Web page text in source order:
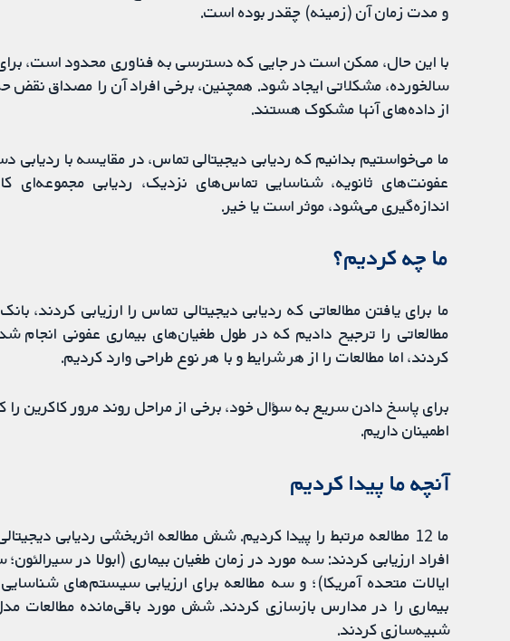
و مدت زمان آن (زمینه) چقدر بوده است.
با این حال، ممکن است در جایی که دسترسی به فناوری محدود است، برای
سالخورده، مشکلاتی ایجاد شود. همچنین، برخی افراد آن را مصداق
از داده‌های آنها مشکوک هستند.
ما می‌خواستیم بدانیم که ردیابی دیجیتالی تماس، در مقایسه با
عفونت‌های ثانویه، شناسایی تماس‌های نزدیک، ردیابی
اندازه‌گیری می‌شود، موثر است یا خیر.
ما‌‎ چه کردیم؟
ما برای یافتن مطالعاتی که ردیابی دیجیتالی تماس را ارزیابی کردند،
مطالعاتی را ترجیح دادیم که در طول طغیان‌های بیماری‌ عفونی انجام
کردند، اما مطالعات را از هر شرایط و با هر نوع طراحی وارد کردیم.
برای پاسخ دادن سریع به سؤال خود، برخی از مراحل روند مرور کاکرین را
اطمینان داریم.
آنچه ما پیدا کردیم
ما 12 مطالعه مرتبط را پیدا کردیم. شش مطالعه اثربخشی ردیابی
افراد ارزیابی کردند: سه مورد در زمان طغیان بیماری (ابولا در
ایالات متحده آمریکا)؛ و سه مطالعه برای ارزیابی سیستم‌های
بیماری را در مدارس بازسازی کردند. شش مورد باقی‌مانده مطالعات
شبیه‌سازی کردند.